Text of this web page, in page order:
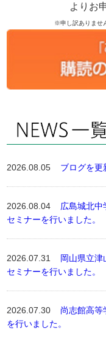
よりお
※申し訳ありませ
2026.08.05 ブログを更
2026.08.04 広島城北中
セミナーを行いました。
2026.07.31 岡山県立津
セミナーを行いました。
2026.07.30 尚志館高等
を行いました。